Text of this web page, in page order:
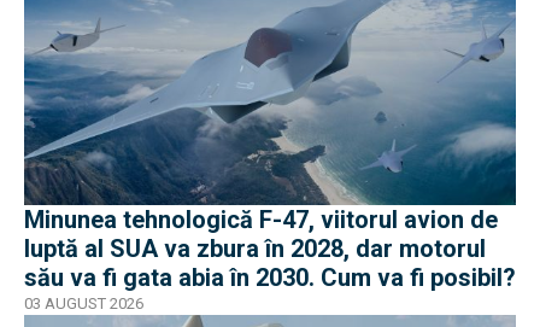
Minunea tehnologică F-47, viitorul avion de
luptă al SUA va zbura în 2028, dar motorul
său va fi gata abia în 2030. Cum va fi posibil?
03 AUGUST 2026